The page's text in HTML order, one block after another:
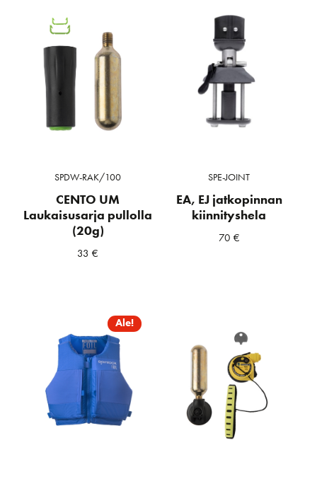
SPDW-RAK/100
CENTO UM
Laukaisusarja pullolla
(20g)
33€
SPE-JOINT
EA, EJ jatkopinnan
kiinnityshela
70 €
Ale!